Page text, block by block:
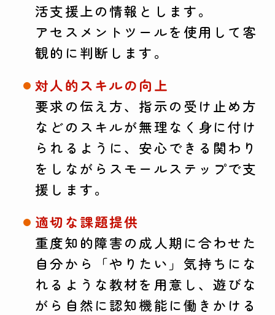
活支援上の情報とします。
アセスメントツールを使用して客
観的に判断します。
対人的スキルの向上
要求の伝え方、指示の受け止め方
などのスキルが無理なく身に付け
られるように、安心できる関わり
をしながらスモールステップで支
援します。
適切な課題提供
重度知的障害の成人期に合わせた
自分から「やりたい」気持ちにな
れるような教材を用意し、遊びな
がら自然に認知機能に働きかける